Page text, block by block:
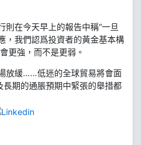
則在今天早上的報告中稱“一旦
，我們認爲投資者的黃金基本構
更強，而不是更弱。
放緩……低迷的全球貿易將會面
期的通脹預期中緊張的舉措都